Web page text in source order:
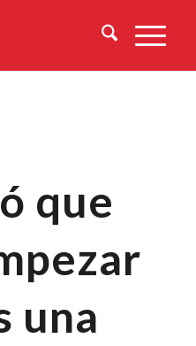
que
una